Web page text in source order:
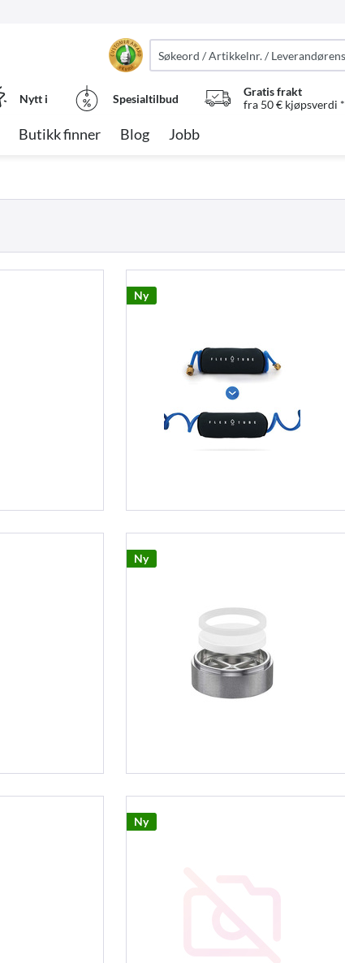
Nytt i Spesialtilbud
Gratis frakt
fra 50 € kjøpsverdi *
Butikk finner Blog Jobb
Ny
Ny
Ny